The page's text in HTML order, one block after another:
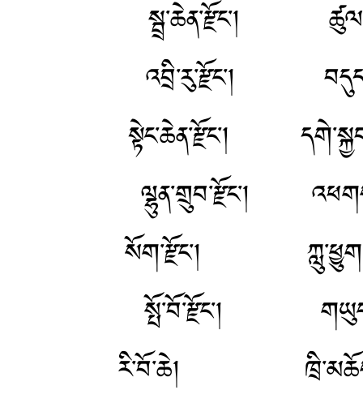
སྦྲ་ཆེན་རྫོང་།
འབྲི་རུ་རྫོང་།
སྟེང་ཆེན་རྫོང་།
ལྷུན་གྲུབ་རྫོང་།
སོག་རྫོང་།
སྤོ་བོ་རྫོང་།
རི་བོ་ཆེ།